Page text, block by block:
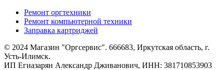
Ремонт оргтехники
Ремонт компьютерной техники
Заправка картриджей
© 2024 Магазин "Оргсервис". 666683, Иркутская область, г.
Усть-Илимск.
ИП Егиазарян Александр Дживанович, ИНН: 381710853903